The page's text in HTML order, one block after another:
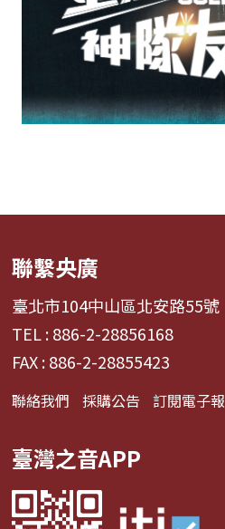
聯繫央廣
臺北市104中山區北安路55號
TEL : 886-2-28856168
FAX : 886-2-28855423
聯絡我們 採購公告 訂閱電子報
臺灣之音APP